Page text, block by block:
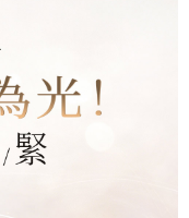
若發現惡意使用之情形，
度並採取法律行動。